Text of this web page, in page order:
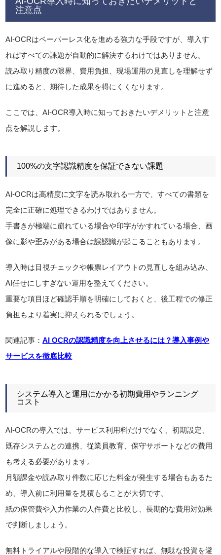
注意点
AI-OCRはペーパーレス化を進める強力な手段ですが、導入す
ればすべての課題が自動的に解決するわけではありません。
読み取り精度の限界、費用負担、現場運用の見直しを理解せず
に進めると、期待した成果を得にくくなります。
ここでは、AI-OCR導入時に知っておきたいデメリットと注意
点を解説します。
100%の文字認識精度を保証できない課題
AI-OCRは高精度に文字を読み取れる一方で、すべての書類を
完全に正確に処理できるわけではありません。
手書きが極端に崩れている場合や印字がかすれている場合、画
像に影や歪みがある場合は誤認識が起こることもあります。
導入時は目視チェックや帳票レイアウトの見直しを組み込み、
AI任せにしすぎない運用を整えてください。
重要な項目ほど確認手順を明確にしておくと、後工程での修正
負担もより着実に抑えられるでしょう。
関連記事：AI OCRの認識精度を向上させるには？導入事例や
サービスを徹底比較
システム導入と運用にかかる初期費用やランニング
コスト
AI-OCRの導入では、サービス利用料だけでなく、初期設定、
既存システムとの連携、従業員教育、保守サポートなどの費用
も考える必要があります。
月額課金や読み取り件数に応じた料金が発生する場合もあるた
め、導入前に利用量を見積もることが大切です。
紙の保管費や入力作業の人件費と比較し、長期的な費用対効果
で判断しましょう。
無料トライアルや段階的な導入で検証すれば、無駄な投資を避